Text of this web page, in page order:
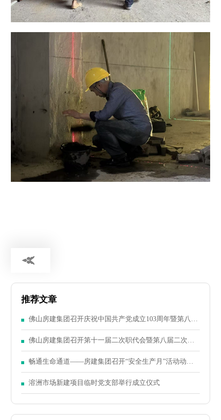
推荐文章
佛山房建集团召开庆祝中国共产党成立103周年暨第八届
二次党员大会
佛山房建集团召开第十一届二次职代会暨第八届二次股
东大会
畅通生命通道——房建集团召开“安全生产月”活动动员
大会
溶洲市场新建项目临时党支部举行成立仪式